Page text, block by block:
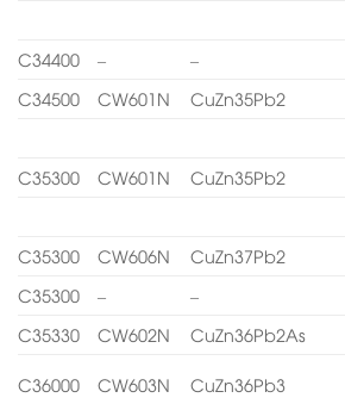
C34400 – –
C34500
CW601N CuZn35Pb2
C35300 CW601N CuZn35Pb2
C35300 CW606N CuZn37Pb2
C35300
– –
C35330
CW602N CuZn36Pb2As
C36000 CW603N CuZn36Pb3